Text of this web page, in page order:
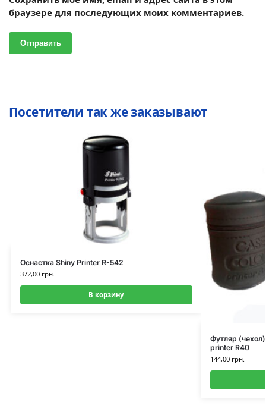
браузере для последующих моих комментариев.
Посетители так же заказывают
Оснастка Shiny Printer R-542
372,00 грн.
В корзину
Футляр (чехол)
printer R40
144,00 грн.